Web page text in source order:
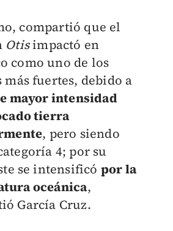
compartió que el
Otisimpactó en
como uno de los
más fuertes, debido a
mayor intensidad
tierra
, pero siendo
4; por su
se intensificó por la
oceánica,
García Cruz.